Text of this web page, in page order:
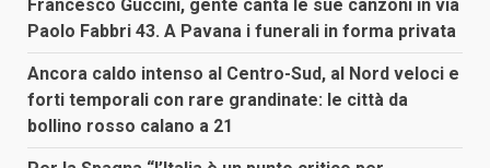
Francesco Guccini, gente canta le sue canzoni in via
Paolo Fabbri 43. A Pavana i funerali in forma privata
Ancora caldo intenso al Centro-Sud, al Nord veloci e
forti temporali con rare grandinate: le città da
bollino rosso calano a 21